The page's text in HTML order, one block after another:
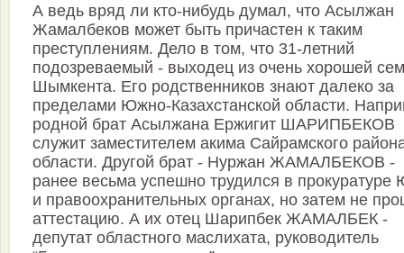
А ведь вряд ли кто-нибудь думал, что Асылжан
Жамалбеков может быть причастен к таким
преступлениям. Дело в том, что 31-летний
подозреваемый - выходец из очень хорошей
Шымкента. Его родственников знают далеко за
пределами Южно-Казахстанской области.
родной брат Асылжана Ержигит ШАРИПБЕКОВ
служит заместителем акима Сайрамского
области. Другой брат - Нуржан ЖАМАЛБЕКОВ -
ранее весьма успешно трудился в
и правоохранительных органах, но затем не
аттестацию. А их отец Шарипбек ЖАМАЛБЕК -
депутат областного маслихата, руководитель